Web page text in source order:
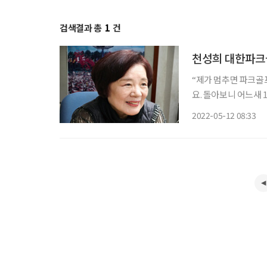
검색결과 총 1 건
천성희 대한파
“제가 멈추면 파크
요. 돌아보니 어느새 18년이 흘렀네요.” 파크골
2022-05-12 08:33